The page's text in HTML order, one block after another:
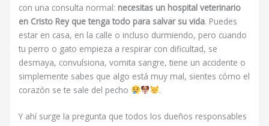
con una consulta normal: necesitas un hospital veterinario
en Cristo Rey que tenga todo para salvar su vida. Puedes
estar en casa, en la calle o incluso durmiendo, pero cuando
tu perro o gato empieza a respirar con dificultad, se
desmaya, convulsiona, vomita sangre, tiene un accidente o
simplemente sabes que algo está muy mal, sientes cómo el
corazón se te sale del pecho
.
Y ahí surge la pregunta que todos los dueños responsables